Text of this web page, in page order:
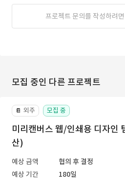
프로젝트 문의를 작성하려면
모집 중인 다른 프로젝트
📔 외주 모집 중
미리캔버스 웹/인쇄용 디자인
산)
예상 금액
협의 후 결정
예상 기간
180일